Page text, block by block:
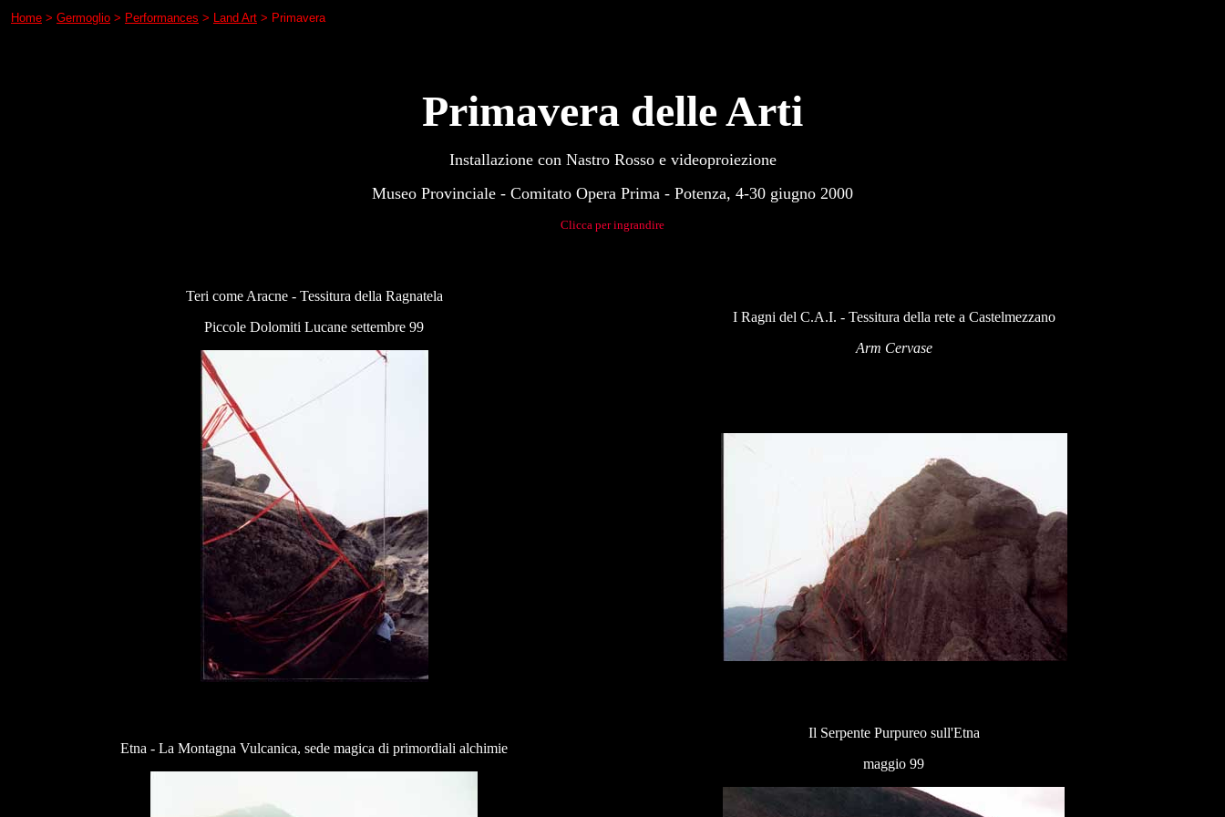
Home > Germoglio > Performances > Land Art > Primavera
Primavera delle Arti
Installazione con Nastro Rosso e videoproiezione
Museo Provinciale - Comitato Opera Prima - Potenza, 4-30 giugno 2000
Clicca per ingrandire
Teri come Aracne - Tessitura della Ragnatela
Piccole Dolomiti Lucane settembre 99
I Ragni del C.A.I. - Tessitura della rete a Castelmezzano
Arm Cervase
Etna - La Montagna Vulcanica, sede magica di primordiali alchimie
Il Serpente Purpureo sull'Etna
maggio 99